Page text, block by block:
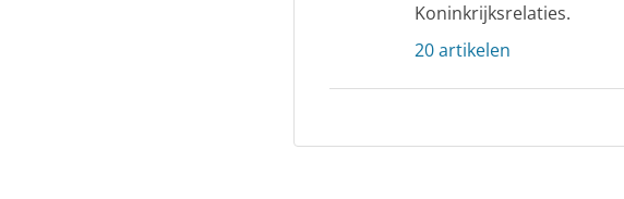
Koninkrijksrelaties.
20 artikelen